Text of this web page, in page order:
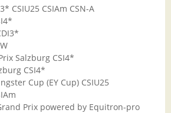
CSIU25 CSIAm CSN-A
Salzburg CSI4*
CSI4*
Cup (EY Cup) CSIU25
Prix powered by Equitron-pro